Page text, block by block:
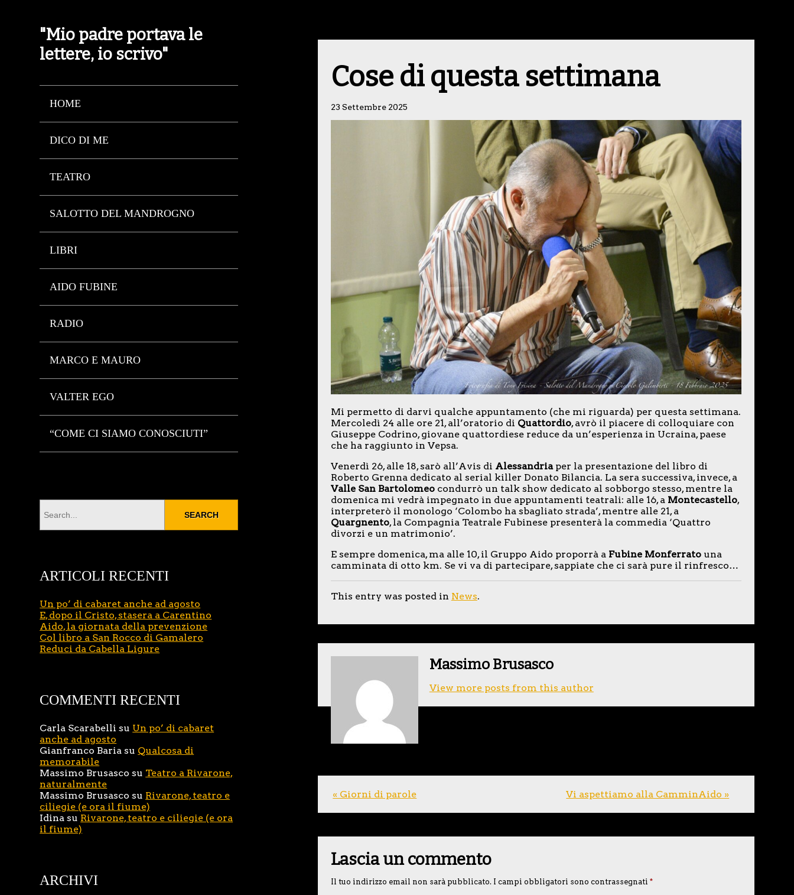
"Mio padre portava le
lettere, io scrivo"
HOME
DICO DI ME
TEATRO
SALOTTO DEL MANDROGNO
LIBRI
AIDO FUBINE
RADIO
MARCO E MAURO
VALTER EGO
“COME CI SIAMO CONOSCIUTI”
Cose di questa settimana
23 Settembre 2025
Mi permetto di darvi qualche appuntamento (che mi riguarda) per questa settimana.
Mercoledì 24 alle ore 21, all’oratorio di Quattordio, avrò il piacere di colloquiare con
Giuseppe Codrino, giovane quattordiese reduce da un’esperienza in Ucraina, paese
che ha raggiunto in Vepsa.
Venerdì 26, alle 18, sarò all’Avis di Alessandriaper la presentazione del libro di
Roberto Grenna dedicato al serial killer Donato Bilancia. La sera successiva, invece, a
Valle San Bartolomeocondurrò un talk show dedicato al sobborgo stesso, mentre la
domenica mi vedrà impegnato in due appuntamenti teatrali: alle 16, a Montecastello,
interpreterò il monologo ‘Colombo ha sbagliato strada’, mentre alle 21, a
Quargnento, la Compagnia Teatrale Fubinese presenterà la commedia ‘Quattro
divorzi e un matrimonio’.
E sempre domenica, ma alle 10, il Gruppo Aido proporrà a Fubine Monferratouna
camminata di otto km. Se vi va di partecipare, sappiate che ci sarà pure il rinfresco…
This entry was posted in News.
Massimo Brusasco
View more posts from this author
« Giorni di parole Vi aspettiamo alla CamminAido »
Lascia un commento
Il tuo indirizzo email non sarà pubblicato. I campi obbligatori sono contrassegnati *
ARTICOLI RECENTI
Un po’ di cabaret anche ad agosto
E, dopo il Cristo, stasera a Carentino
Aido, la giornata della prevenzione
Col libro a San Rocco di Gamalero
Reduci da Cabella Ligure
COMMENTI RECENTI
Carla Scarabelli su Un po’ di cabaret
anche ad agosto
Gianfranco Baria su Qualcosa di
memorabile
Massimo Brusasco su Teatro a Rivarone,
naturalmente
Massimo Brusasco su Rivarone, teatro e
ciliegie (e ora il fiume)
Idina su Rivarone, teatro e ciliegie (e ora
il fiume)
ARCHIVI